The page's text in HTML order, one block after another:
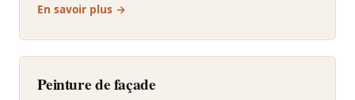
En savoir plus →
Peinture de façade